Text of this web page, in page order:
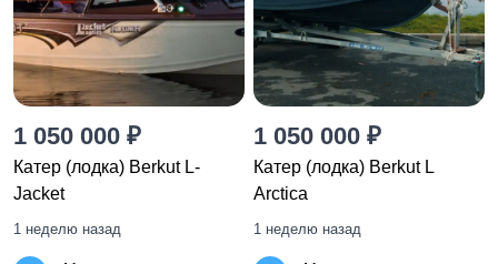
1 050 000 ₽
Катер (лодка) Berkut L-
Jacket
1 неделю назад
1 050 000 ₽
Катер (лодка) Berkut L
Arctica
1 неделю назад